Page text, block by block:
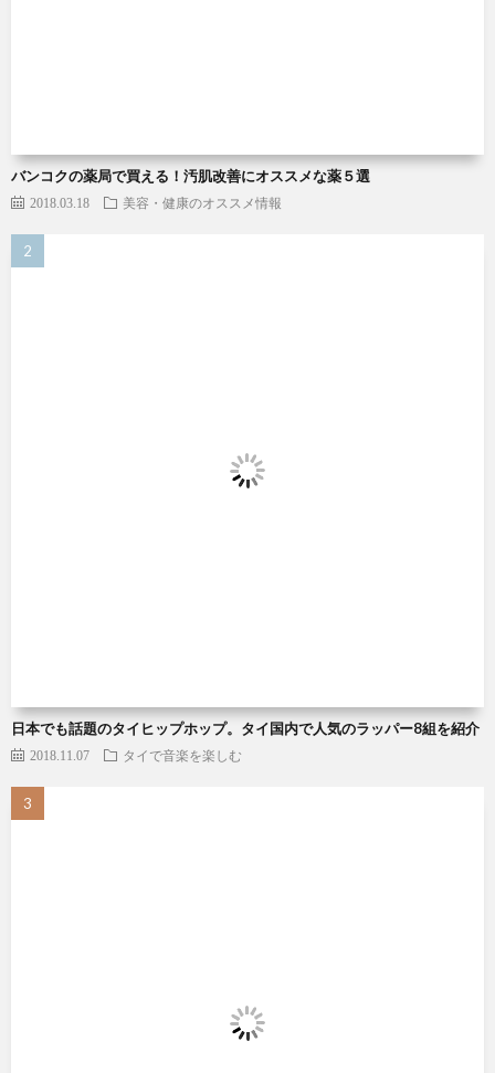
バンコクの薬局で買える！汚肌改善にオススメな薬５選
2018.03.18 美容・健康のオススメ情報
日本でも話題のタイヒップホップ。タイ国内で人気のラッパー8組を紹介
2018.11.07 タイで音楽を楽しむ